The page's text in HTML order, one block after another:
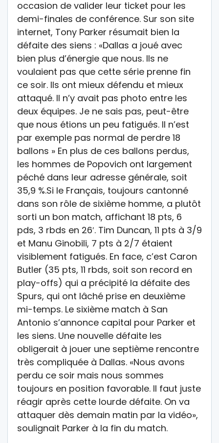
occasion de valider leur ticket pour les
demi-finales de conférence. Sur son site
internet, Tony Parker résumait bien la
défaite des siens : «Dallas a joué avec
bien plus d’énergie que nous. Ils ne
voulaient pas que cette série prenne fin
ce soir. Ils ont mieux défendu et mieux
attaqué. Il n’y avait pas photo entre les
deux équipes. Je ne sais pas, peut-être
que nous étions un peu fatigués. Il n’est
par exemple pas normal de perdre 18
ballons » En plus de ces ballons perdus,
les hommes de Popovich ont largement
péché dans leur adresse générale, soit
35,9 %.Si le Français, toujours cantonné
dans son rôle de sixième homme, a plutôt
sorti un bon match, affichant 18 pts, 6
pds, 3 rbds en 26′. Tim Duncan, 11 pts à 3/9
et Manu Ginobili, 7 pts à 2/7 étaient
visiblement fatigués. En face, c’est Caron
Butler (35 pts, 11 rbds, soit son record en
play-offs) qui a précipité la défaite des
Spurs, qui ont lâché prise en deuxième
mi-temps. Le sixième match à San
Antonio s’annonce capital pour Parker et
les siens. Une nouvelle défaite les
obligerait à jouer une septième rencontre
très compliquée à Dallas. «Nous avons
perdu ce soir mais nous sommes
toujours en position favorable. Il faut juste
réagir après cette lourde défaite. On va
attaquer dès demain matin par la vidéo»,
soulignait Parker à la fin du match.